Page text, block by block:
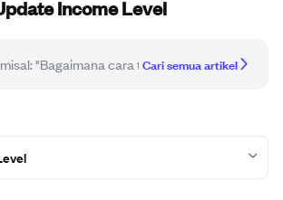
Income Level
Cari semua artikel